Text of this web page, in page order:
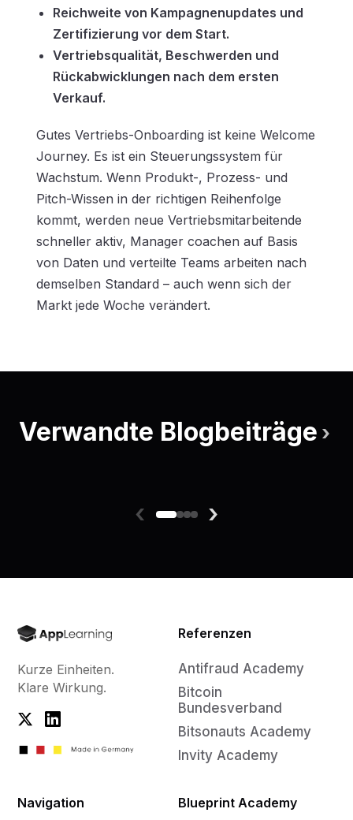
Reichweite von Kampagnenupdates und
Zertifizierung vor dem Start.
Vertriebsqualität, Beschwerden und
Rückabwicklungen nach dem ersten
Verkauf.
Gutes Vertriebs-Onboarding ist keine Welcome
Journey. Es ist ein Steuerungssystem für
Wachstum. Wenn Produkt-, Prozess- und
Pitch-Wissen in der richtigen Reihenfolge
kommt, werden neue Vertriebsmitarbeitende
schneller aktiv, Manager coachen auf Basis
von Daten und verteilte Teams arbeiten nach
demselben Standard – auch wenn sich der
Markt jede Woche verändert.
Verwandte Blogbeiträge ›
‹ ›
Kurze Einheiten.
Klare Wirkung.
Referenzen
Antifraud Academy
Bitcoin
Bundesverband
Bitsonauts Academy
Invity Academy
Navigation Blueprint Academy